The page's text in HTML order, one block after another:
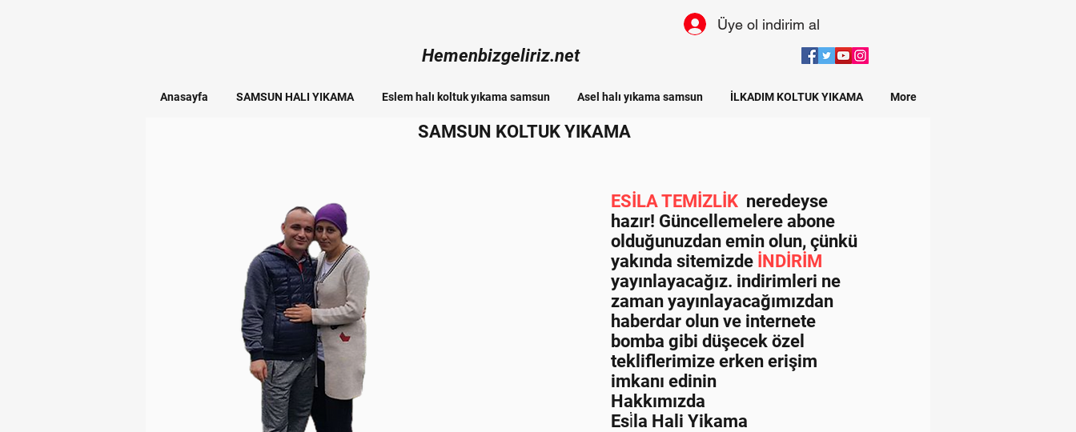
Üye ol indirim al
Hemenbizgeliriz.net
Anasayfa SAMSUN HALI YIKAMA Eslem halı koltuk yıkama samsun Asel halı yıkama samsun İLKADIM KOLTUK YIKAMA More
ESİLA TEMİZLİK neredeyse
hazır! Güncellemelere abone
olduğunuzdan emin olun, çünkü
yakında sitemizde İNDİRİM
yayınlayacağız. indirimleri ne
zaman yayınlayacağımızdan
haberdar olun ve internete
bomba gibi düşecek özel
tekliflerimize erken erişim
imkanı edinin
Hakkımızda
Esi̇la Hali Yikama
SAMSUN KOLTUK YIKAMA